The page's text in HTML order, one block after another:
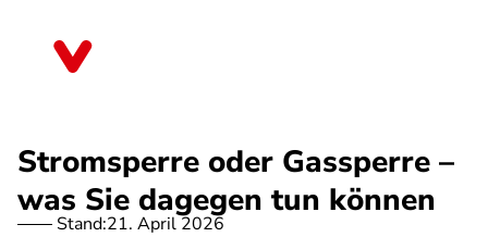
Stromsperre oder Gassperre –
was Sie dagegen tun können
Stand:21. April 2026